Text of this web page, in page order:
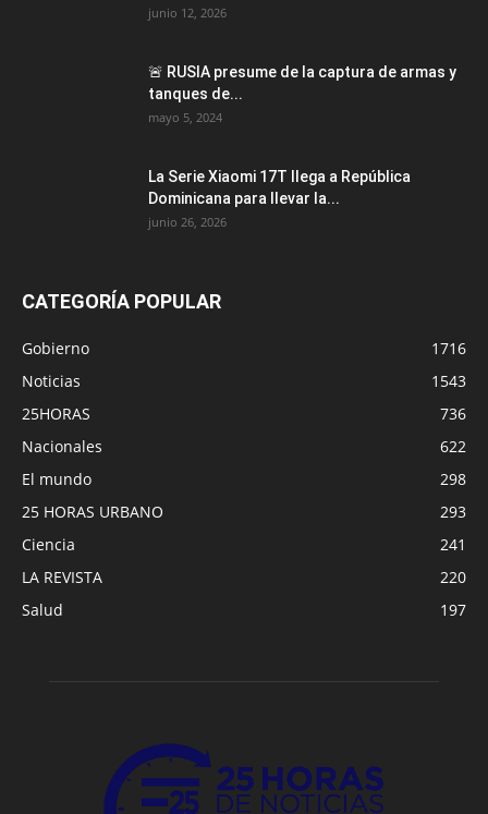
junio 12, 2026
🚨 RUSIA presume de la captura de armas y
tanques de...
mayo 5, 2024
La Serie Xiaomi 17T llega a República
Dominicana para llevar la...
junio 26, 2026
CATEGORÍA POPULAR
Gobierno
1716
Noticias
1543
25HORAS
736
Nacionales
622
El mundo
298
25 HORAS URBANO
293
Ciencia
241
LA REVISTA
220
Salud
197